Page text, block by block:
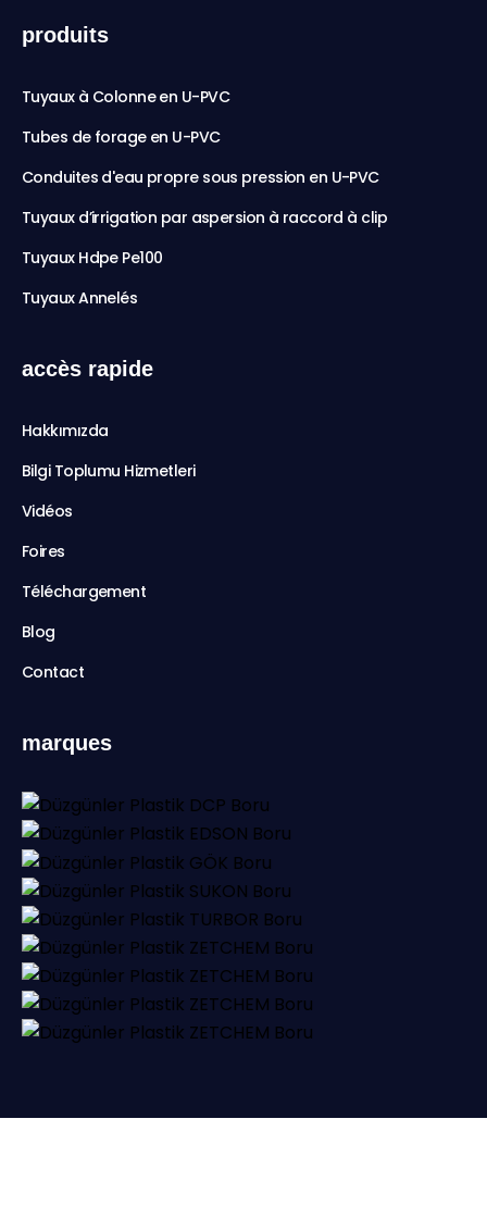
produits
Tuyaux à Colonne en U-PVC
Tubes de forage en U-PVC
Conduites d'eau propre sous pression en U-PVC
Tuyaux d’irrigation par aspersion à raccord à clip
Tuyaux Hdpe Pe100
Tuyaux Annelés
accès rapide
Hakkımızda
Bilgi Toplumu Hizmetleri
Vidéos
Foires
Téléchargement
Blog
Contact
marques